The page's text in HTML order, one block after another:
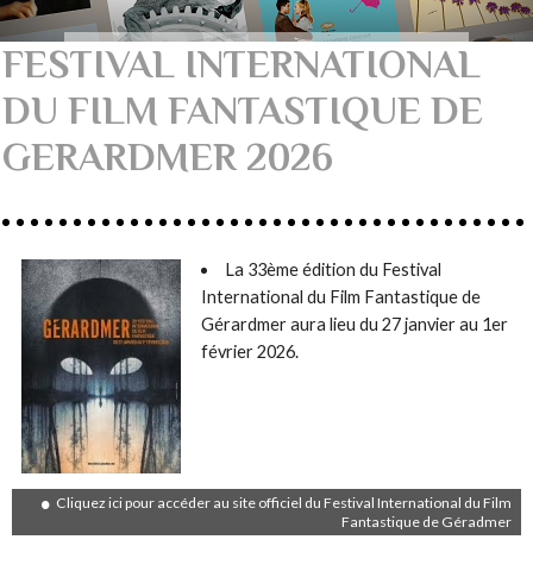
FESTIVAL INTERNATIONAL
DU FILM FANTASTIQUE DE
GERARDMER 2026
La 33ème édition du Festival
International du Film Fantastique de
Gérardmer aura lieu du 27 janvier au 1er
février 2026.
Cliquez ici pour accéder au site officiel du Festival International du Film
Fantastique de Géradmer